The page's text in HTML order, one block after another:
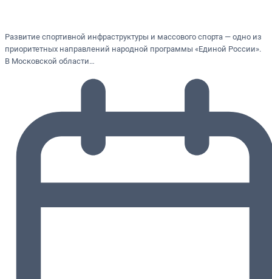
Развитие спортивной инфраструктуры и массового спорта — одно из
приоритетных направлений народной программы «Единой России».
В Московской области…